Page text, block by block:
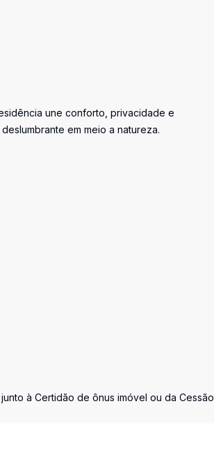
une conforto, privacidade e
em meio a natureza.
à Certidão de ônus imóvel ou da Cessão